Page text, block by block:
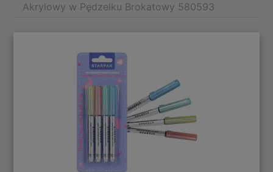
Akrylowy w Pędzelku Brokatowy 580593